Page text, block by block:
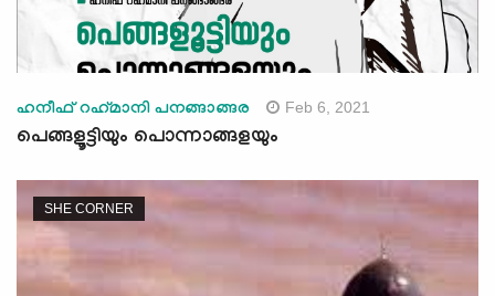
ഹനീഫ് റഹ്‌മാനി പനങ്ങാങ്ങര Feb 6, 2021
പെങ്ങളൂട്ടിയും പൊന്നാങ്ങളയും
SHE CORNER